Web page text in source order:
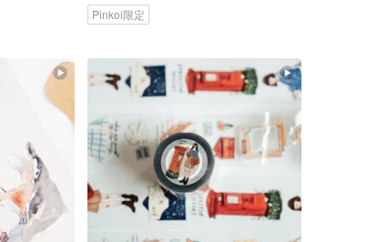
Pinkoi限定